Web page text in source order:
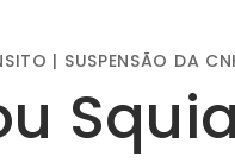
| SUSPENSÃO DA